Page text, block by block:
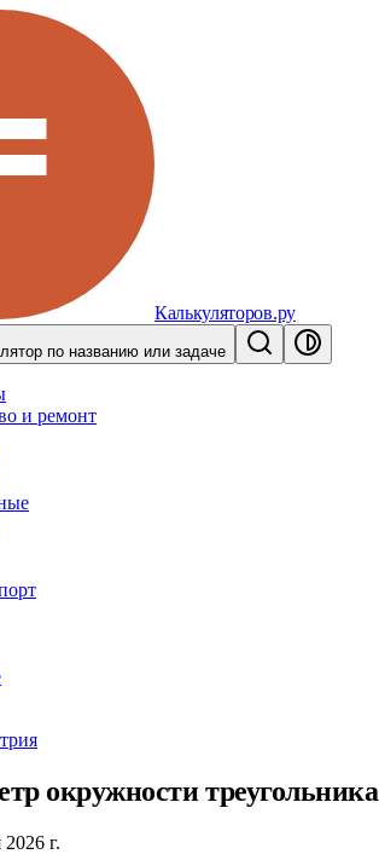
Калькуляторов.ру
по названию или задаче
и ремонт
окружности треугольника
г.